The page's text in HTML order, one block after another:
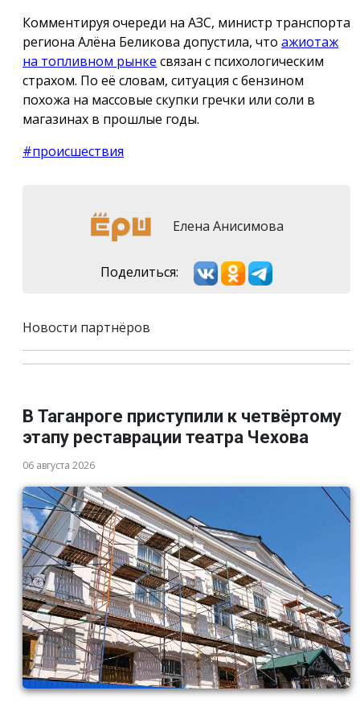
Комментируя очереди на АЗС, министр транспорта
региона Алёна Беликова допустила, что ажиотаж
на топливном рынке связан с психологическим
страхом. По её словам, ситуация с бензином
похожа на массовые скупки гречки или соли в
магазинах в прошлые годы.
#происшествия
Елена Анисимова
Поделиться:
Новости партнёров
В Таганроге приступили к четвёртому
этапу реставрации театра Чехова
06 августа 2026